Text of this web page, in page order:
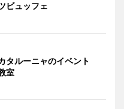
ビュッフェ
タルーニャのイベント
室